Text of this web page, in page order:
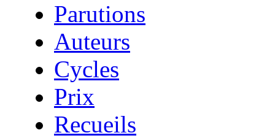
Parutions
Auteurs
Cycles
Prix
Recueils